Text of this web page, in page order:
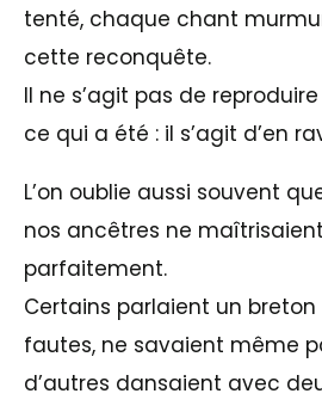
tenté, chaque chant
cette reconquête.
Il ne s’agit pas de
ce qui a été : il s’agit d’en
L’on oublie aussi souvent
nos ancêtres ne
parfaitement.
Certains parlaient un
fautes, ne savaient même
d’autres dansaient avec